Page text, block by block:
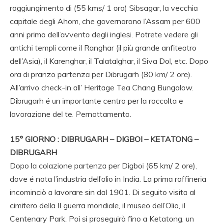
raggiungimento di (55 kms/ 1 ora) Sibsagar, la vecchia
capitale degli Ahom, che governarono l’Assam per 600
anni prima dell’avvento degli inglesi. Potrete vedere gli
antichi templi come il Ranghar (il più grande anfiteatro
dell’Asia), il Karenghar, il Talatalghar, il Siva Dol, etc. Dopo
ora di pranzo partenza per Dibrugarh (80 km/ 2 ore).
All’arrivo check-in all’ Heritage Tea Chang Bungalow.
Dibrugarh é un importante centro per la raccolta e
lavorazione del te. Pernottamento.
15° GIORNO : DIBRUGARH – DIGBOI – KETATONG –
DIBRUGARH
Dopo la colazione partenza per Digboi (65 km/ 2 ore),
dove é nata l’industria dell’olio in India. La prima raffineria
incominciò a lavorare sin dal 1901. Di seguito visita al
cimitero della II guerra mondiale, il museo dell’Olio, il
Centenary Park. Poi si proseguirà fino a Ketatong, un